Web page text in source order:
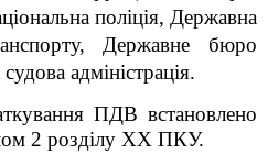
поліція, Державна
Державне бюро
адміністрація.
ПДВ встановлено
2 розділу XX ПКУ.